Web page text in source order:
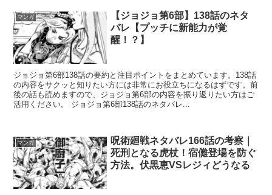
マンガ
【ジョジョ第6部】138話のネタ
バレ【プッチに新能力が覚
醒！？】
ジョジョ第6部138話の要約と注目ポイントをまとめています。138話
の内容をサクッと知りたい方には非常にお役立ちになるはずです。前
後の話も読めますので、ジョジョ第6部の内容を振り返りたい方はご
活用ください。 ジョジョ第6部138話のネタバレ...
マンガ
呪術廻戦ネタバレ166話の考察｜
死刑となる虎杖！宿儺登場を防ぐ
方法。伏黒恵VSレジィどうなる